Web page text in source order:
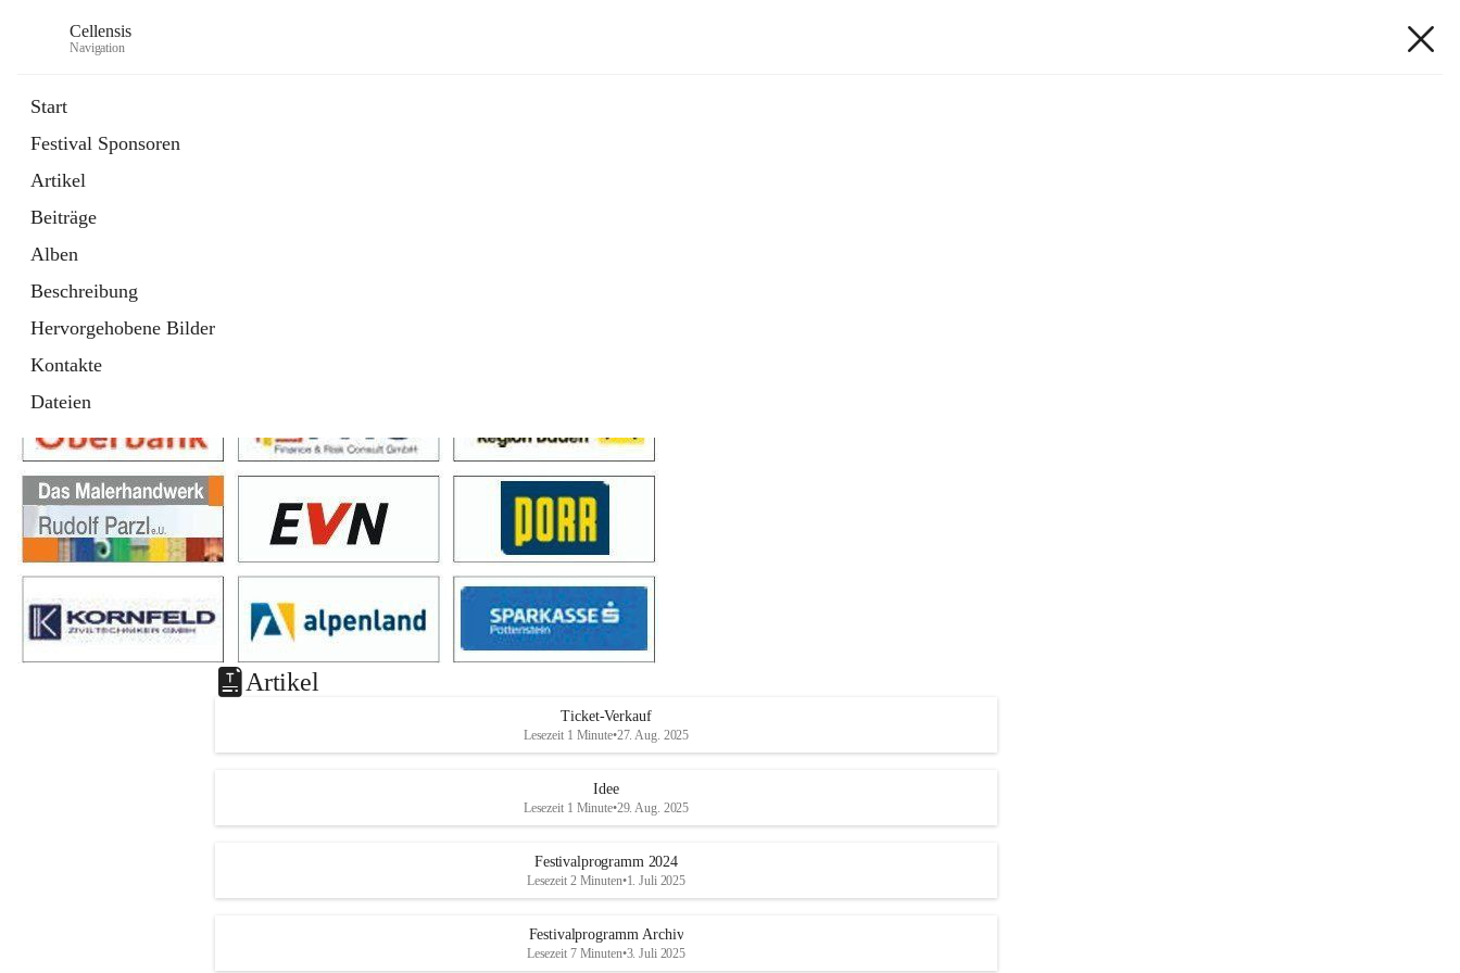
Cellensis
Navigation
Start
Festival Sponsoren
Artikel
Beiträge
Alben
Beschreibung
Hervorgehobene Bilder
Kontakte
Dateien
Festival Sponsoren
Artikel
Ticket-Verkauf
Lesezeit 1 Minute•27. Aug. 2025
Idee
Lesezeit 1 Minute•29. Aug. 2025
Festivalprogramm 2024
Lesezeit 2 Minuten•1. Juli 2025
Festivalprogramm Archiv
Lesezeit 7 Minuten•3. Juli 2025